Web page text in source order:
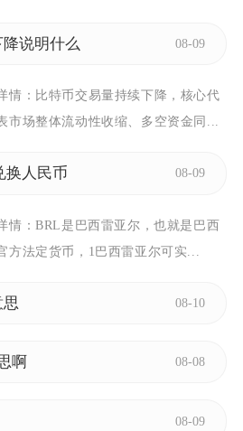
说明什么 08-09
情： 比特币交易量持续下降，核心代
市场整体流动性收缩、多空资金同...
换人民币 08-09
情：BRL是巴西雷亚尔，也就是巴西
方法定货币，1巴西雷亚尔可实...
思 08-10
啊 08-08
08-09